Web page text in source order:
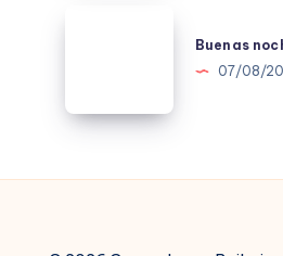
Buenas
07/08/